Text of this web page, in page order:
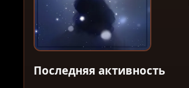
Последняя активность